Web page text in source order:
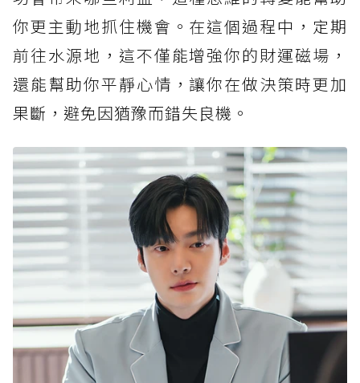
你更主動地抓住機會。在這個過程中，定期
前往水源地，這不僅能增強你的財運磁場，
還能幫助你平靜心情，讓你在做決策時更加
果斷，避免因猶豫而錯失良機。